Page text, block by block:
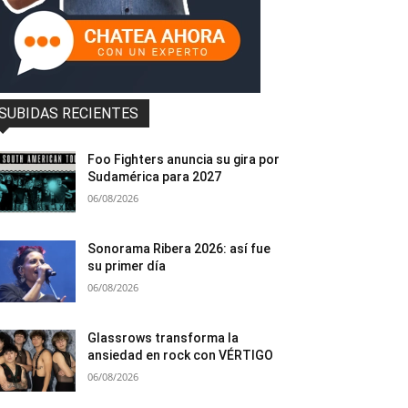
RECIENTES
Foo Fighters anuncia su gira por
Sudamérica para 2027
06/08/2026
Sonorama Ribera 2026: así fue
su primer día
06/08/2026
Glassrows transforma la
ansiedad en rock con VÉRTIGO
06/08/2026